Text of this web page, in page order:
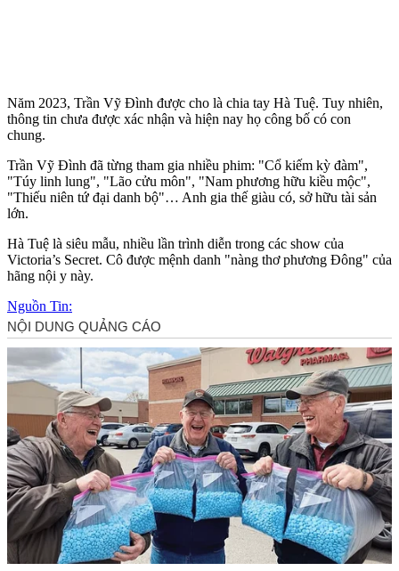
Năm 2023, Trần Vỹ Đình được cho là chia tay Hà Tuệ. Tuy nhiên,
thông tin chưa được xác nhận và hiện nay họ công bố có con
chung.
Trần Vỹ Đình đã từng tham gia nhiều phim: "Cổ kiếm kỳ đàm",
"Túy linh lung", "Lão cửu môn", "Nam phương hữu kiều mộc",
"Thiếu niên tứ đại danh bộ"… Anh gia thế giàu có, sở hữu tài sản
lớn.
Hà Tuệ là siêu mẫu, nhiều lần trình diễn trong các show của
Victoria’s Secret. Cô được mệnh danh "nàng thơ phương Đông" của
hãng nội y này.
Nguồn Tin: